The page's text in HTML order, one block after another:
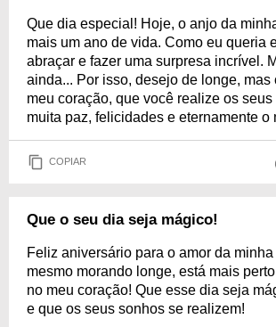
Que dia especial! Hoje, o anjo da
mais um ano de vida. Como eu queria
abraçar e fazer uma surpresa incrível.
ainda... Por isso, desejo de longe, mas
meu coração, que você realize os
muita paz, felicidades e eternamente o
COPIAR
Que o seu dia seja mágico!
Feliz aniversário para o amor da
mesmo morando longe, está mais
no meu coração! Que esse dia seja
e que os seus sonhos se realizem!